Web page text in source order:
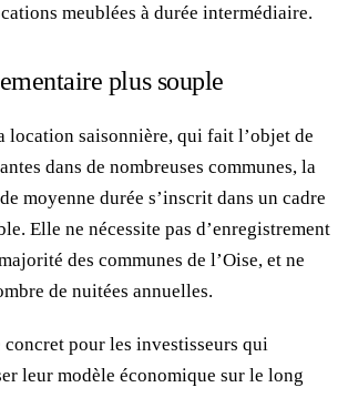
meublées à durée intermédiaire.
plus souple
location saisonnière, qui fait l’objet de
dans de nombreuses communes, la
moyenne durée s’inscrit dans un cadre
Elle ne nécessite pas d’enregistrement
des communes de l’Oise, et ne
de nuitées annuelles.
concret pour les investisseurs qui
leur modèle économique sur le long